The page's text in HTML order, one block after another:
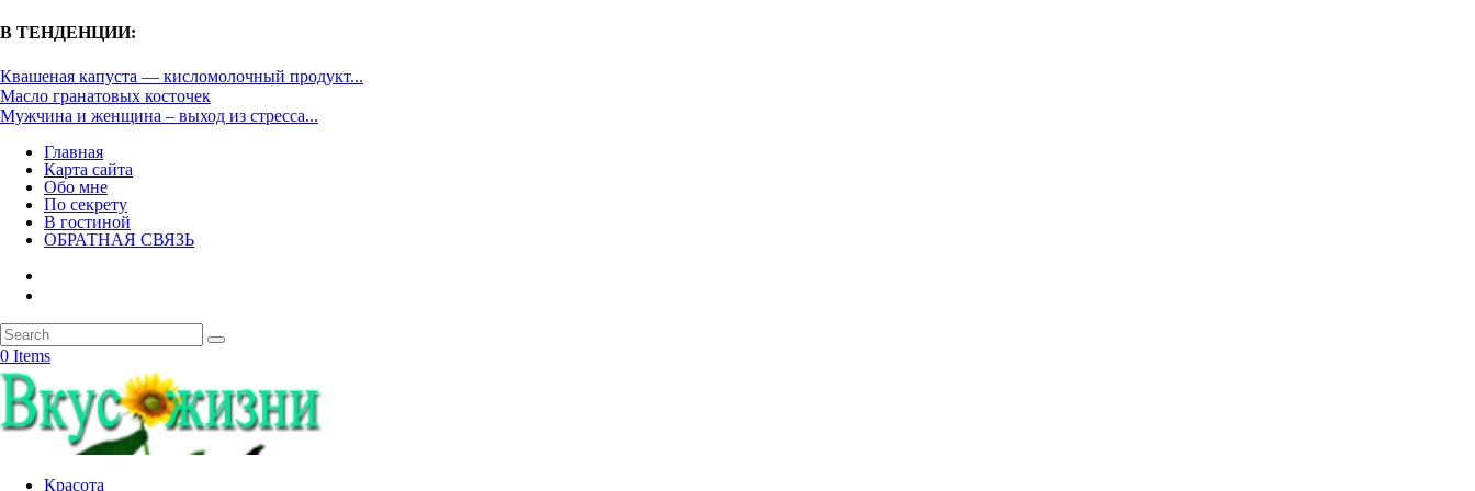
В ТЕНДЕНЦИИ:
Квашеная капуста — кисломолочный продукт...
Масло гранатовых косточек
Мужчина и женщина – выход из стресса...
Главная
Карта сайта
Обо мне
По секрету
В гостиной
ОБРАТНАЯ СВЯЗЬ
0 Items
Красота